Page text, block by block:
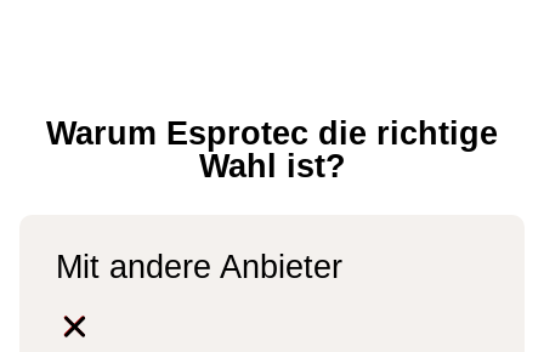
Warum Esprotec die richtige
Wahl ist?
Mit andere Anbieter